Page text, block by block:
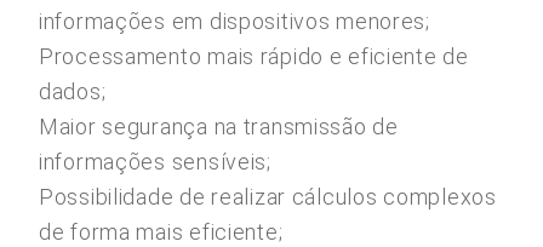
informações em dispositivos menores;
Processamento mais rápido e eficiente de
dados;
Maior segurança na transmissão de
informações sensíveis;
Possibilidade de realizar cálculos complexos
de forma mais eficiente;